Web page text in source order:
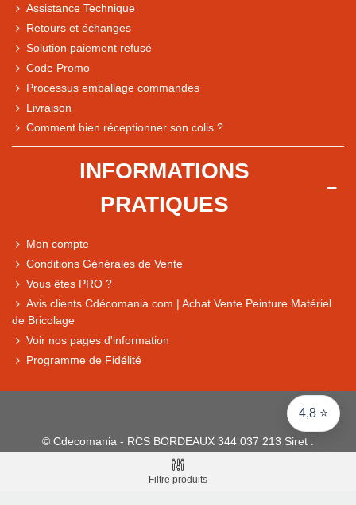
4,8 ⭐
Comparaison des performances du magasin
Assistance Technique
Retours et échanges
Solution paiement refusé
Code Promo
Processus emballage commandes
Livraison
Comment bien réceptionner son colis ?
INFORMATIONS
PRATIQUES
Mon compte
Conditions Générales de Vente
Vous êtes PRO ?
Avis clients Cdécomania.com | Achat Vente Peinture Matériel
de Bricolage
Voir nos pages d'information
Programme de Fidélité
© Cdecomania - RCS BORDEAUX 344 037 213 Siret :
344 037 213 001 31 - 1922-2026 Tous droits réservés
Filtre produits